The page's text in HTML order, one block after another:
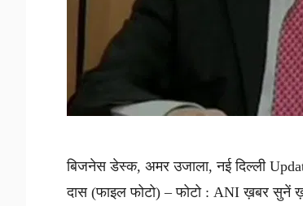
बिजनेस डेस्क, अमर उजाला, नई दिल्ली
दास (फाइल फोटो) – फोटो : ANI ख़बर सुनें